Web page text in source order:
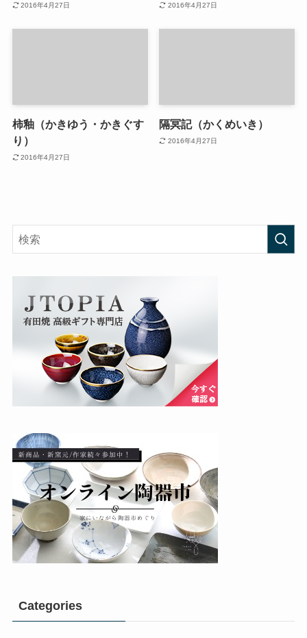
2016年4月27日 2016年4月27日
柿釉（かきゆう・かきぐす
り）
2016年4月27日
隔冥記（かくめいき）
2016年4月27日
Categories